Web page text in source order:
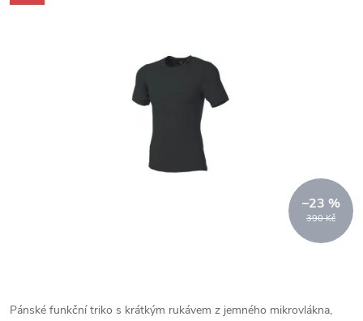
390 Kč
–23 %
Pánské funkční triko s krátkým rukávem z jemného mikrovlákna,